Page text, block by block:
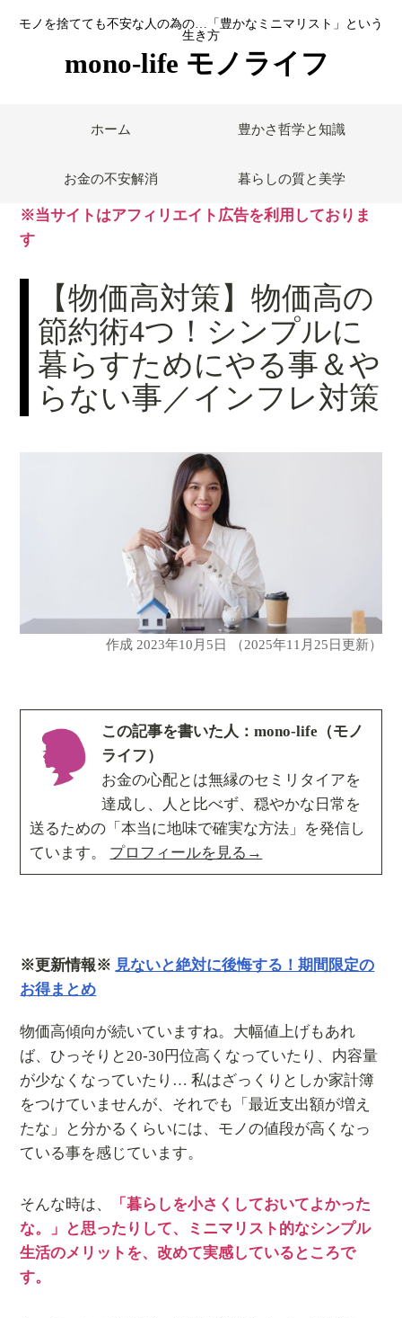
モノを捨てても不安な人の為の…「豊かなミニマリスト」という
生き方
mono-life モノライフ
ホーム 豊かさ哲学と知識
お金の不安解消 暮らしの質と美学
※当サイトはアフィリエイト広告を利用しておりま
す
【物価高対策】物価高の
節約術4つ！シンプルに
暮らすためにやる事＆や
らない事／インフレ対策
作成2023年10月5日 （2025年11月25日更新）
この記事を書いた人：mono-life（モノ
ライフ）
お金の心配とは無縁のセミリタイアを
達成し、人と比べず、穏やかな日常を
送るための「本当に地味で確実な方法」を発信し
ています。 プロフィールを見る→
※更新情報※ 見ないと絶対に後悔する！期間限定の
お得まとめ
物価高傾向が続いていますね。大幅値上げもあれ
ば、ひっそりと20-30円位高くなっていたり、内容量
が少なくなっていたり… 私はざっくりとしか家計簿
をつけていませんが、それでも「最近支出額が増え
たな」と分かるくらいには、モノの値段が高くなっ
ている事を感じています。
そんな時は、
「暮らしを小さくしておいてよかった
な。」と思ったりして、ミニマリスト的なシンプル
生活のメリットを、改めて実感しているところで
す。